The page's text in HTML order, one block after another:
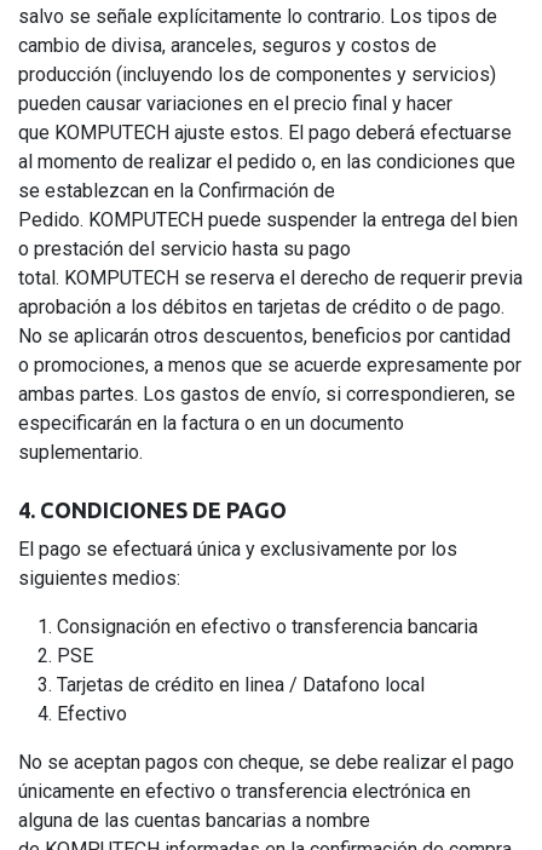
salvo se señale explícitamente lo contrario. Los tipos de
cambio de divisa, aranceles, seguros y costos de
producción (incluyendo los de componentes y servicios)
pueden causar variaciones en el precio final y hacer
que KOMPUTECH ajuste estos. El pago deberá efectuarse
al momento de realizar el pedido o, en las condiciones que
se establezcan en la Confirmación de
Pedido. KOMPUTECH puede suspender la entrega del bien
o prestación del servicio hasta su pago
total. KOMPUTECH se reserva el derecho de requerir previa
aprobación a los débitos en tarjetas de crédito o de pago.
No se aplicarán otros descuentos, beneficios por cantidad
o promociones, a menos que se acuerde expresamente por
ambas partes. Los gastos de envío, si correspondieren, se
especificarán en la factura o en un documento
suplementario.
4. CONDICIONES DE PAGO
El pago se efectuará única y exclusivamente por los
siguientes medios:
Consignación en efectivo o transferencia bancaria
PSE
Tarjetas de crédito en linea / Datafono local
Efectivo
No se aceptan pagos con cheque, se debe realizar el pago
únicamente en efectivo o transferencia electrónica en
alguna de las cuentas bancarias a nombre